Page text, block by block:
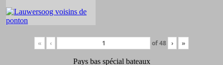
« ‹ of48 › »
Pays bas spécial bateaux